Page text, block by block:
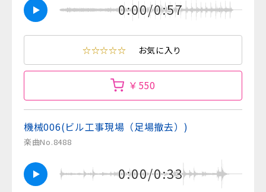
0:00/0:57
☆☆☆☆☆ お気に入り
￥550
機械006(ビル工事現場（足場撤去）)
楽曲No.8488
0:00/0:33